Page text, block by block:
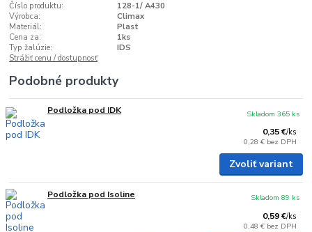
Číslo produktu:
128-1/ A430
Výrobca:
Climax
Materiál:
Plast
Cena za:
1ks
Typ žalúzie:
IDS
Strážiť cenu / dostupnosť
Podobné produkty
Podložka pod IDK
0,35 €/ks
0,28 € bez DPH
Skladom 365 ks
Zvoliť variant
Podložka pod Isoline
0,59 €/ks
0,48 € bez DPH
Skladom 89 ks